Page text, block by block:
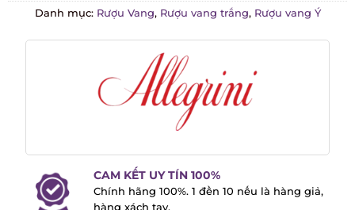
Danh mục:Rượu Vang,Rượu vang trắng,Rượu vang Ý
CAM KẾT UY TÍN 100%
Chính hãng 100%. 1 đền 10 nếu là hàng
giả, hàng xách tay.